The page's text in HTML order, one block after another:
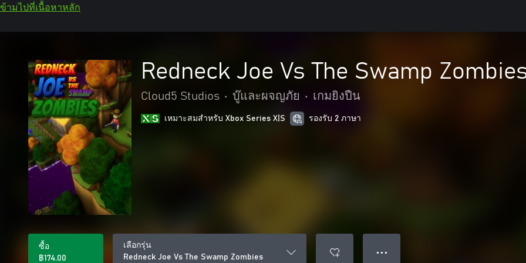
ข้ามไปที่เนื้อหาหลัก
Redneck Joe Vs The Swamp
Cloud5 Studios • บู๊และผจญภัย • เกมยิงปืน
เหมาะสมสําหรับ Xbox Series X|S รองรับ 2 ภาษา
ซื้อ
฿174.00
เลือกรุ่น
Redneck Joe Vs The Swamp Zombies
● ● ●